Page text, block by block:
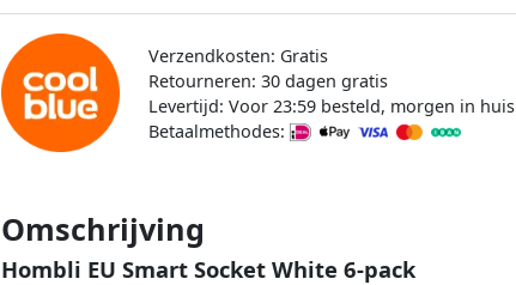
Verzendkosten: Gratis
Retourneren: 30 dagen gratis
Levertijd: Voor 23:59 besteld, morgen in huis
Betaalmethodes:
Omschrijving
Hombli EU Smart Socket White 6-pack